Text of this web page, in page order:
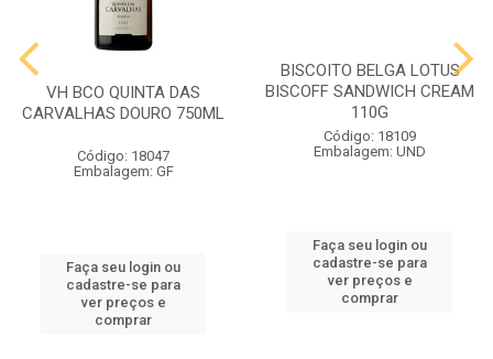
VH BCO QUINTA DAS
CARVALHAS DOURO 750ML
Código: 18047
Embalagem: GF
Faça seu login ou
cadastre-se para
ver preços e
comprar
BISCOITO BELGA LOTUS
BISCOFF SANDWICH CREAM
110G
Código: 18109
Embalagem: UND
Faça seu login ou
cadastre-se para
ver preços e
comprar